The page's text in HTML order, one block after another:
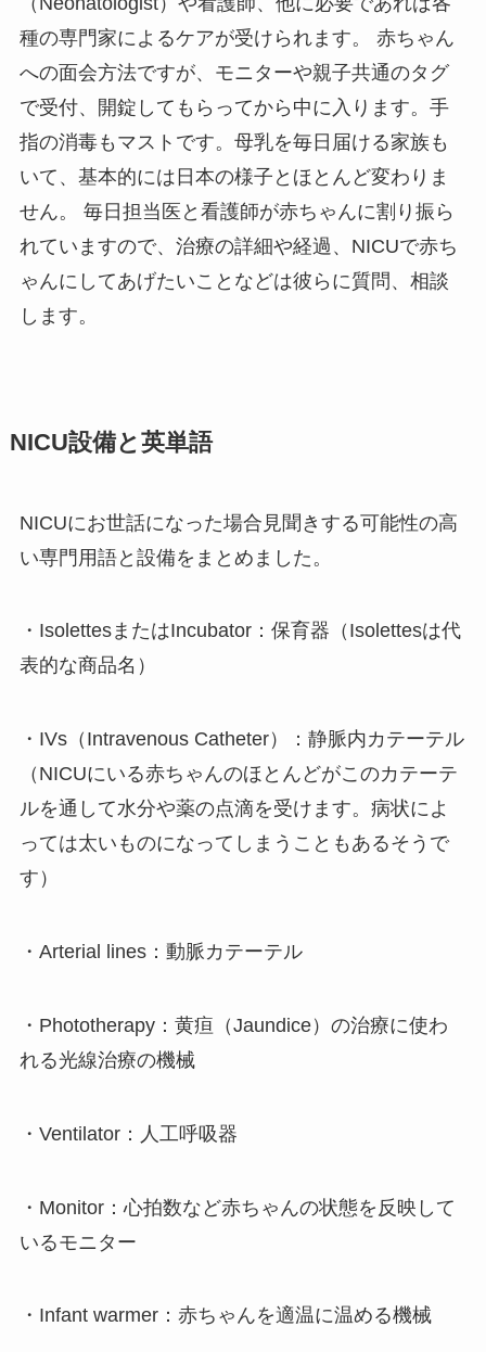
種の専門家によるケアが受けられます。 赤ちゃん
への面会方法ですが、モニターや親子共通のタグ
で受付、開錠してもらってから中に入ります。手
指の消毒もマストです。母乳を毎日届ける家族も
いて、基本的には日本の様子とほとんど変わりま
せん。 毎日担当医と看護師が赤ちゃんに割り振ら
れていますので、治療の詳細や経過、NICUで赤ち
ゃんにしてあげたいことなどは彼らに質問、相談
します。
NICU設備と英単語
NICUにお世話になった場合見聞きする可能性の高
い専門用語と設備をまとめました。
・IsolettesまたはIncubator：保育器（Isolettesは代
表的な商品名）
・IVs（Intravenous Catheter）：静脈内カテーテル
（NICUにいる赤ちゃんのほとんどがこのカテーテ
ルを通して水分や薬の点滴を受けます。病状によ
っては太いものになってしまうこともあるそうで
す）
・Arterial lines：動脈カテーテル
・Phototherapy：黄疸（Jaundice）の治療に使わ
れる光線治療の機械
・Ventilator：人工呼吸器
・Monitor：心拍数など赤ちゃんの状態を反映して
いるモニター
・Infant warmer：赤ちゃんを適温に温める機械